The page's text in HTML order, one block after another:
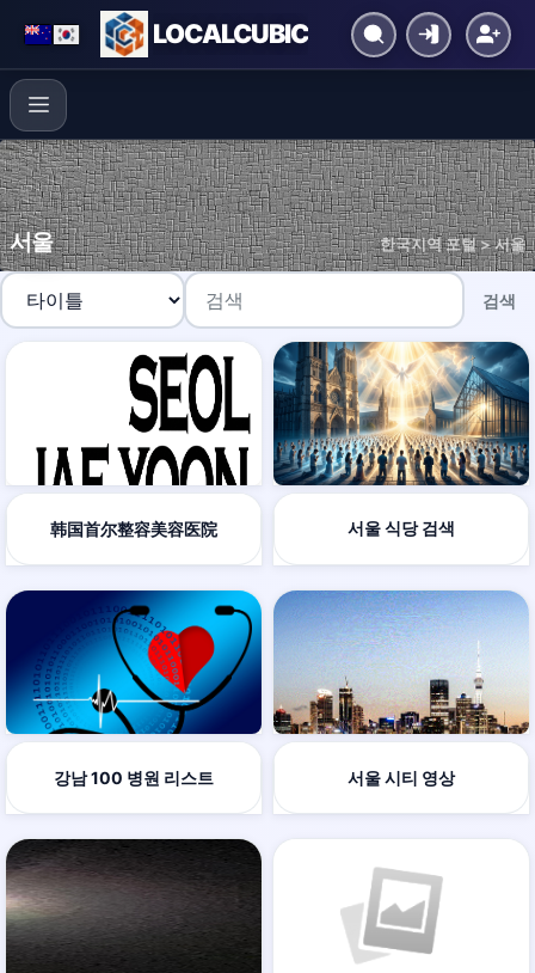
LOCALCUBIC
서울 한국지역 포털 > 서울
검색
韩国首尔整容美容医院 서울 식당 검색
강남 100 병원 리스트 서울 시티 영상